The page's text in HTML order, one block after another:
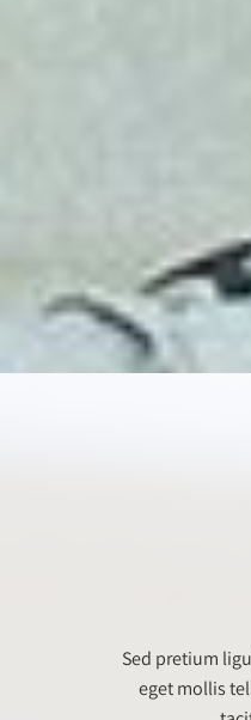
Sed pretium
eget mollis